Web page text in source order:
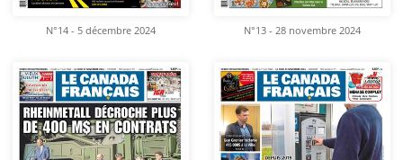
N°14 - 5 décembre 2024 N°13 - 28 novembre 2024